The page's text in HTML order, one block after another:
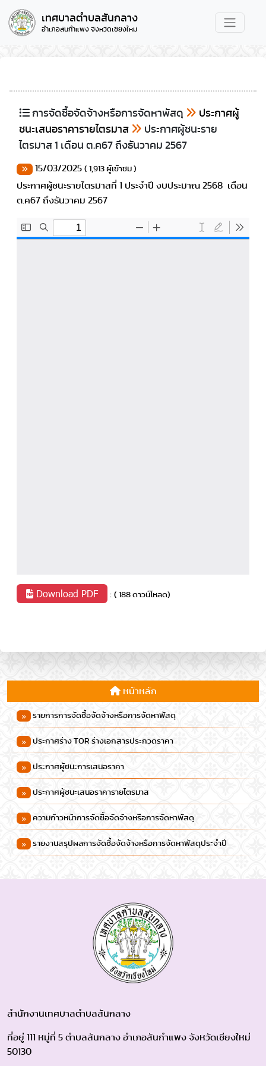
เทศบาลตำบลสันกลาง
อำเภอสันกำแพง จังหวัดเชียงใหม่
หน้าหลัก
รายการการจัดซื้อจัดจ้างหรือการจัดหาพัสดุ
ประกาศร่าง TOR ร่างเอกสารประกวดราคา
ประกาศผู้ชนะการเสนอราคา
ประกาศผู้ชนะเสนอราคารายไตรมาส
ความก้าวหน้าการจัดซื้อจัดจ้างหรือการจัดหาพัสดุ
รายงานสรุปผลการจัดซื้อจัดจ้างหรือการจัดหาพัสดุประจําปี
การจัดซื้อจัดจ้างหรือการจัดหาพัสดุ
ประกาศผู้
ชนะเสนอราคารายไตรมาส
ประกาศผู้ชนะราย
ไตรมาส 1 เดือน ต.ค67 ถึงธันวาคม 2567
15/03/2025 ( 1,913 ผู้เข้าชม )
ประกาศผู้ชนะรายไตรมาสที่ 1 ประจำปี งบประมาณ 2568 เดือน
ต.ค67 ถึงธันวาคม 2567
Download PDF : ( 188 ดาวน์โหลด)
สำนักงานเทศบาลตำบลสันกลาง
ที่อยู่ 111 หมู่ที่ 5 ตำบลสันกลาง อำเภอสันกำแพง จังหวัดเชียงใหม่
50130